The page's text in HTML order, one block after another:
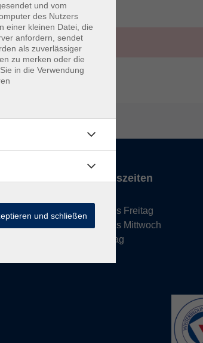
Öffnungszeiten
Montag bis Freitag
Montag bis Mittwoch
Donnerstag
und vom
des Nutzers
einer kleinen Datei, die
anfordern, sendet
als zuverlässiger
zu merken oder die
in die Verwendung
und schließen